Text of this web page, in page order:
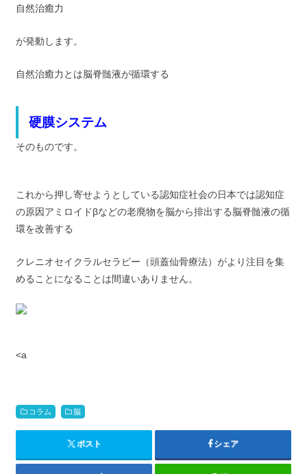
自然治癒力
が発動します。
自然治癒力とは脳脊髄液が循環する
硬膜システム
そのものです。
これから押し寄せようとしている認知症社会の日本では認知症
の原因アミロイドβなどの老廃物を脳から排出する脳脊髄液の循
環を改善する
クレニオセイクラルセラピー（頭蓋仙骨療法）がより注目を集
めることになることは間違いありません。
<a
コラム 脳
ポスト シェア